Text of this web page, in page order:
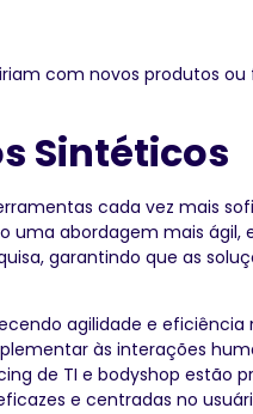
com novos produtos ou
Sintéticos
cada vez mais
uma abordagem mais
garantindo que as
agilidade e eficiência
às interações
de TI e bodyshop estão
e centradas no